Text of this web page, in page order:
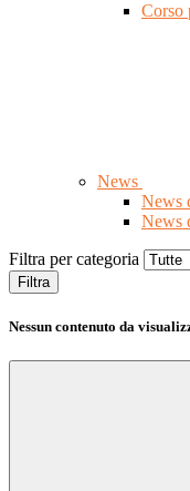
Corso
News
News
News
Filtra per categoria
Filtra
Nessun contenuto da